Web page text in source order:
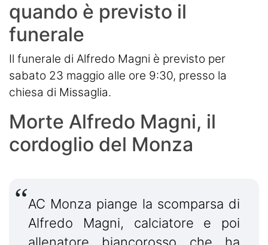
quando è previsto il
funerale
Il funerale di Alfredo Magni è previsto per
sabato 23 maggio alle ore 9:30, presso la
chiesa di Missaglia.
Morte Alfredo Magni, il
cordoglio del Monza
AC Monza piange la scomparsa di
Alfredo Magni, calciatore e poi